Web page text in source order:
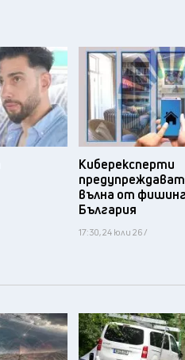
Киберексперти
предупреждават
вълна от
България
17:30, 24 юли 26 /